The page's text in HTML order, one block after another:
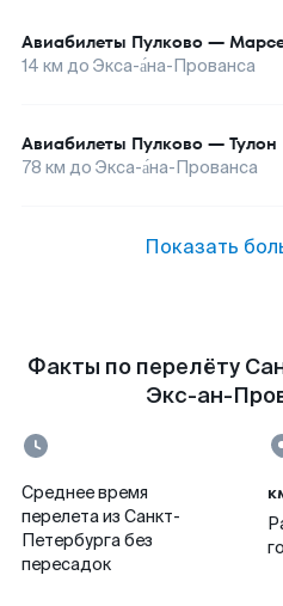
Авиабилеты Пулково —
14 км до Экса-а́на-Прованса
Авиабилеты Пулково — Тулон
78 км до Экса-а́на-Прованса
Показать
Факты по перелёту
Экс-ан-
Среднее время
перелета из Санкт-
Петербурга без
пересадок